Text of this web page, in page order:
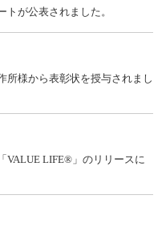
が公表されました。
所様から表彰状を授与されまし
VALUE LIFE®」のリリースに